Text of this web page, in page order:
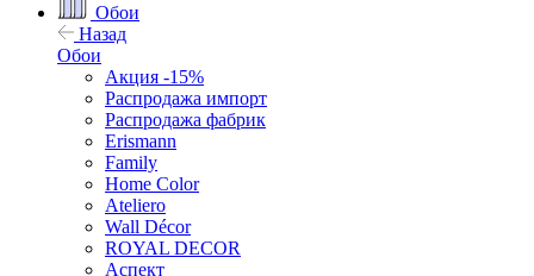
Обои
Назад
Обои
Акция -15%
Распродажа импорт
Распродажа фабрик
Erismann
Family
Home Color
Ateliero
Wall Décor
ROYAL DECOR
Аспект